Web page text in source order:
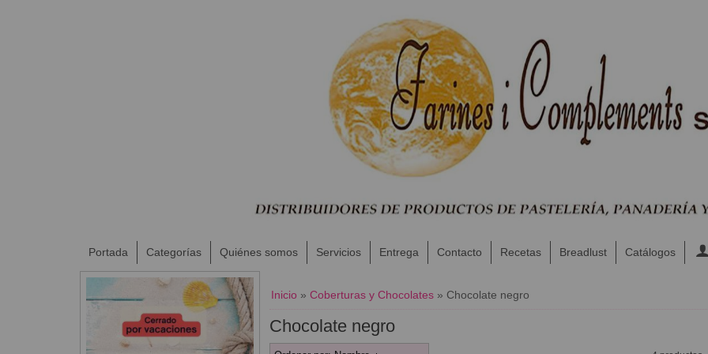
Portada Categorías Quiénes somos Servicios Entrega Contacto Recetas Breadlust Catálogos
Inicio » Coberturas y Chocolates» Chocolate negro
Chocolate negro